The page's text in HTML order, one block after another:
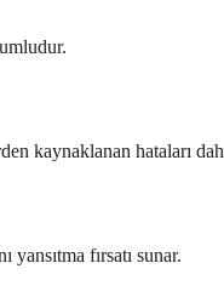
kaynaklanan hataları
fırsatı sunar.